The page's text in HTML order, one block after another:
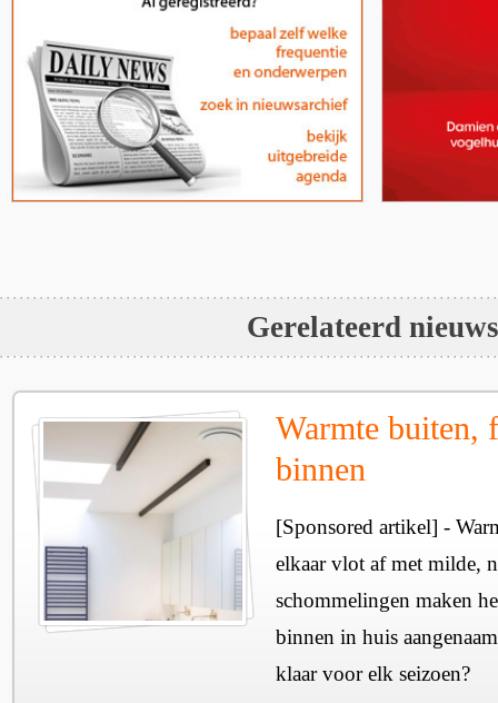
Gerelateerd nieuws
Warmte buiten,
binnen
[Sponsored artikel] -
elkaar vlot af met milde,
schommelingen maken
binnen in huis
klaar voor elk seizoen?